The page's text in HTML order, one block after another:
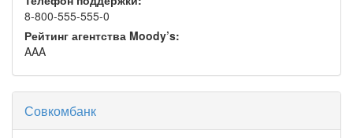
8-800-555-555-0
Рейтинг агентства Moody’s:
AAA
Совкомбанк